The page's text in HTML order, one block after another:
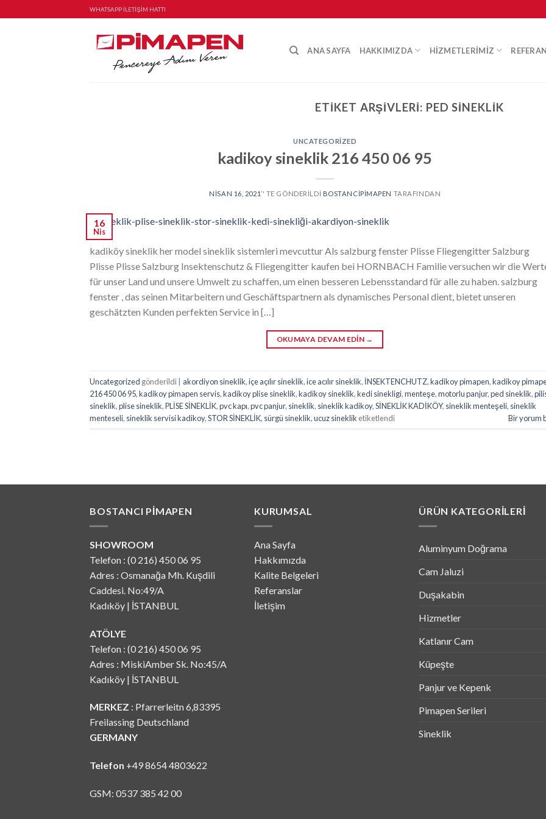
to
WHATSAPP İLETİŞİM HATTI
ANA SAYFA HAKKIMIZDA HIZMETLERIMIZ
ETIKET ARŞIVLERI: PED SINEKLIK
UNCATEGORIZED
kadikoy sineklik 216 450 06 95
NISAN 16, 2021 ’' TE GÖNDERILDI BOSTANCIPIMAPEN TARAFINDAN
16
Nis
kadiköy sineklik her model sineklik sistemleri mevcuttur Als salzburg fenster Plisse Fliegengitter Salzburg
Plisse Plisse Salzburg Insektenschutz & Fliegengitter kaufen bei HORNBACH Familie versuchen wir die
für unser Land und unsere Umwelt zu schaffen, um einen besseren Lebensstandard für alle zu haben. salzburg
fenster , das seinen Mitarbeitern und Geschäftspartnern als dynamisches Personal dient, bietet unseren
geschätzten Kunden perfekten Service in […]
OKUMAYA DEVAM EDIN →
Uncategorized gönderildi akordiyon sineklik,içe açılır sineklik,ice acılır sineklik, İNSEKTENCHUTZ,kadikoy pimapen,kadikoy
216 450 06 95,kadikoy pimapen servis,kadikoy plise sineklik,kadikoy sineklik,kedi sinekligi,menteşe,motorlu panjur,ped sineklik,
sineklik,plise sineklik,PLİSE SİNEKLİK,pvc kapı,pvc panjur, sineklik, sineklik kadikoy,SİNEKLİK KADİKÖY, sineklik menteşeli, sineklik
menteseli, sineklik servisi kadikoy,STOR SİNEKLİK, sürgü sineklik,ucuz sineklik etiketlendi Bir yorum
BOSTANCI PIMAPEN
SHOWROOM
Telefon : (0 216) 450 06 95
Adres : Osmanağa Mh. Kuşdili
Caddesi. No:49/A
Kadıköy | İSTANBUL
ATÖLYE
Telefon : (0 216) 450 06 95
Adres : MiskiAmber Sk. No:45/A
Kadıköy | İSTANBUL
MERKEZ : Pfarrerleitn 6,83395
Freilassing Deutschland
GERMANY
Telefon +49 8654 4803622
GSM: 0537 385 42 00
KURUMSAL
Ana Sayfa
Hakkımızda
Kalite Belgeleri
Referanslar
İletişim
ÜRÜN KATEGORILERI
Aluminyum Doğrama
Cam Jaluzi
Duşakabin
Hizmetler
Katlanır Cam
Küpeşte
Panjur ve Kepenk
Pimapen Serileri
Sineklik